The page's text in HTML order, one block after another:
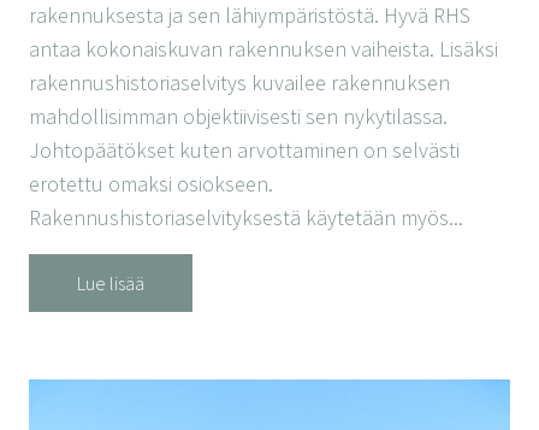
rakennuksesta ja sen lähiympäristöstä. Hyvä RHS
antaa kokonaiskuvan rakennuksen vaiheista. Lisäksi
rakennushistoriaselvitys kuvailee rakennuksen
mahdollisimman objektiivisesti sen nykytilassa.
Johtopäätökset kuten arvottaminen on selvästi
erotettu omaksi osiokseen.
Rakennushistoriaselvityksestä käytetään myös...
Lue lisää